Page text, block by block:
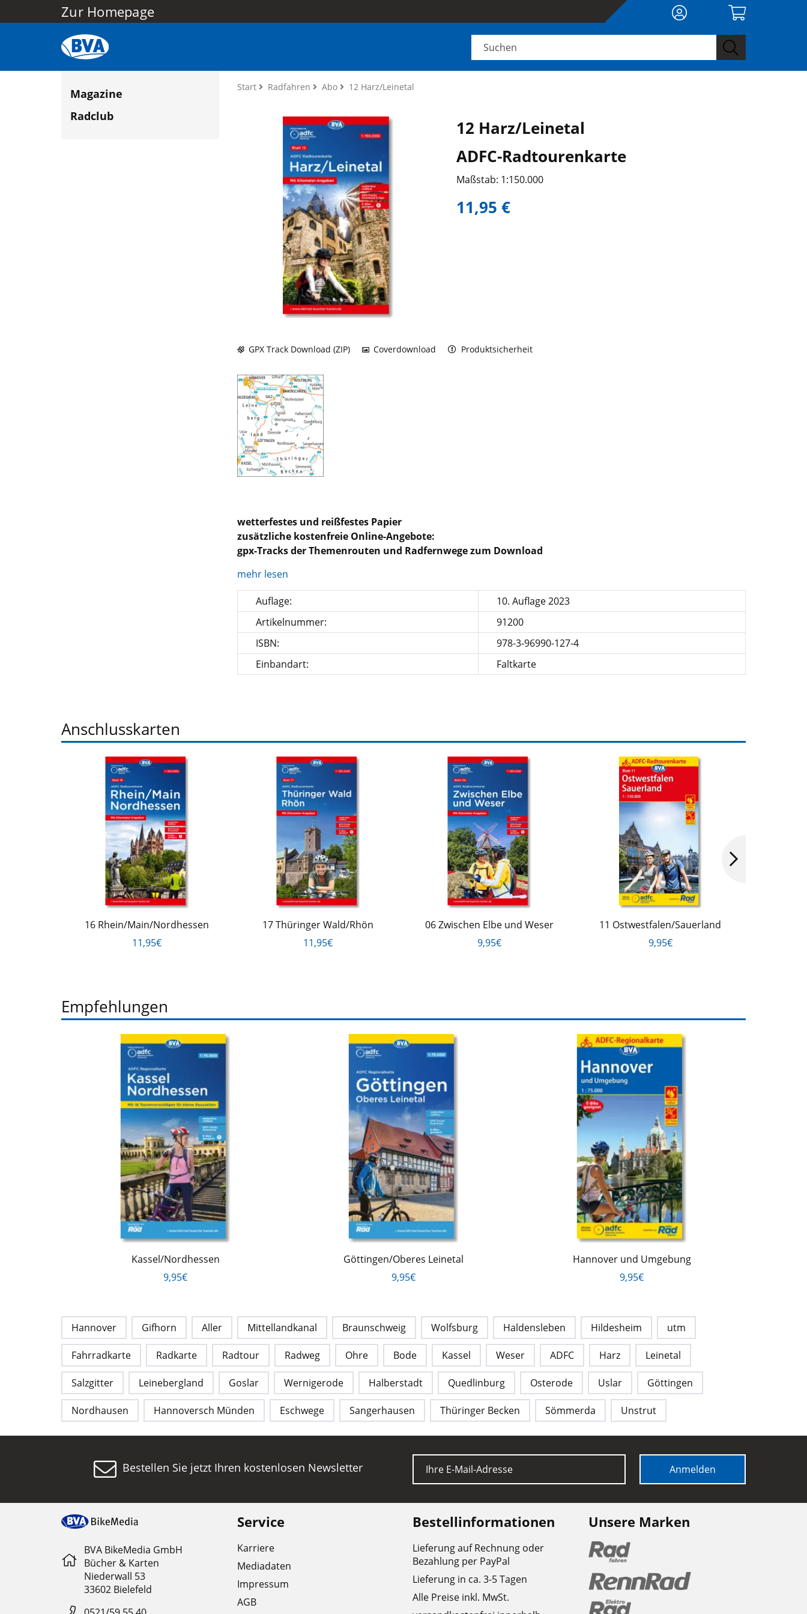
Zur Homepage
Magazine
Radclub
Start Radfahren Abo 12 Harz/Leinetal
12 Harz/Leinetal
ADFC-Radtourenkarte
Maßstab: 1:150.000
11,95 €
GPX Track Download (ZIP) Coverdownload Produktsicherheit
wetterfestes und reißfestes Papier
zusätzliche kostenfreie Online-Angebote:
gpx-Tracks der Themenrouten und Radfernwege zum Download
mehr lesen
Auflage:
10. Auflage 2023
Artikelnummer:
91200
ISBN:
978-3-96990-127-4
Einbandart:
Faltkarte
Anschlusskarten
16 Rhein/Main/Nordhessen
11,95€
17 Thüringer Wald/Rhön
11,95€
06 Zwischen Elbe und Weser
9,95€
11 Ostwestfalen/Sauerland
9,95€
Empfehlungen
Kassel/Nordhessen
9,95€
Göttingen/Oberes Leinetal
9,95€
Hannover und Umgebung
9,95€
Hannover Gifhorn Aller Mittellandkanal Braunschweig Wolfsburg Haldensleben Hildesheim utm
Fahrradkarte Radkarte Radtour Radweg Ohre Bode Kassel Weser ADFC Harz Leinetal
Salzgitter Leinebergland Goslar Wernigerode Halberstadt Quedlinburg Osterode Uslar Göttingen
Nordhausen Hannoversch Münden Eschwege Sangerhausen Thüringer Becken Sömmerda Unstrut
Bestellen Sie jetzt Ihren kostenlosen Newsletter E-Mail Anmelden
BVA BikeMedia GmbH
Bücher & Karten
Niederwall 53
33602 Bielefeld
Service
Karriere
Mediadaten
Impressum
AGB
Bestellinformationen
Lieferung auf Rechnung oder
Bezahlung per PayPal
Lieferung in ca. 3-5 Tagen
Alle Preise inkl. MwSt.
Unsere Marken